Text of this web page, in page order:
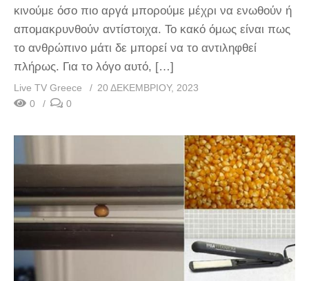
κινούμε όσο πιο αργά μπορούμε μέχρι να ενωθούν ή
απομακρυνθούν αντίστοιχα. Το κακό όμως είναι πως
το ανθρώπινο μάτι δε μπορεί να το αντιληφθεί
πλήρως. Για το λόγο αυτό, […]
Live TV Greece
20 ΔΕΚΕΜΒΡΊΟΥ, 2023
0
0